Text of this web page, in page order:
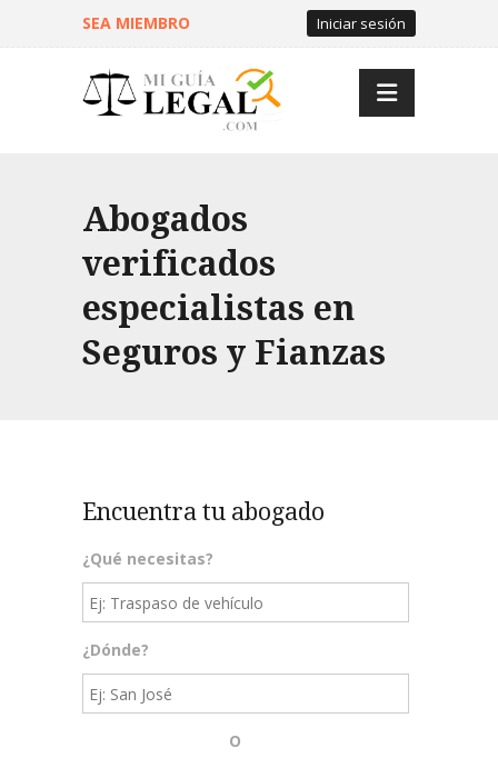
SEA MIEMBRO Iniciar sesión
Abogados
verificados
especialistas en
Seguros y Fianzas
Encuentra tu abogado
¿Qué necesitas?
¿Dónde?
O